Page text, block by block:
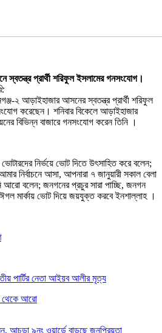
স্বতন্ত্র প্রার্থী শরিফুল ইসলামের গনসংযোগ।
২ আড়াইহাজার আসনের স্বতন্ত্র প্রার্থী শরিফুল
করেছেন। শনিবার বিকেলে আড়াইহাজার
বিভিন্ন বাজারে গনসংযোগ করেন তিনি ।
নির্ভয়ে ভোট দিতে উৎসাহিত করে বলেন;
আমার নির্বাচনে আসা, আপনারা ৭ জানুয়ারী সকাল বেলা
আরো বলেন; জনগনের প্রচুর সারা পাচ্ছি, জনগন
মার্কায় ভোট দিয়ে জয়যুক্ত করবে ইনশাল্লাহ ।
পার্টির নেতা আইয়ব আলীর মৃত্য
থেকে আরো
আচুড়া ৯নং ওয়ার্ডে বাড়ছে জনপ্রিয়তা